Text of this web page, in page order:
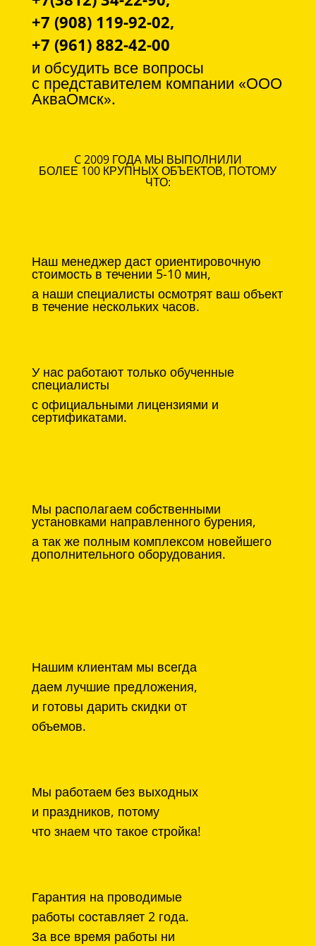
+7 (908) 119-92-02,
+7 (961) 882-42-00
и обсудить все вопросы
с представителем компании «ООО
АкваОмск».
C 2009 ГОДА МЫ ВЫПОЛНИЛИ
БОЛЕЕ 100 КРУПНЫХ ОБЪЕКТОВ, ПОТОМУ
ЧТО:
Наш менеджер даст ориентировочную
стоимость в течении 5-10 мин,
а наши специалисты осмотрят ваш объект
в течение нескольких часов.
У нас работают только обученные
специалисты
с официальными лицензиями и
сертификатами.
Мы располагаем собственными
установками направленного бурения,
а так же полным комплексом новейшего
дополнительного оборудования.
Нашим клиентам мы всегда
даем лучшие предложения,
и готовы дарить скидки от
объемов.
Мы работаем без выходных
и праздников, потому
что знаем что такое стройка!
Гарантия на проводимые
работы составляет 2 года.
За все время работы ни